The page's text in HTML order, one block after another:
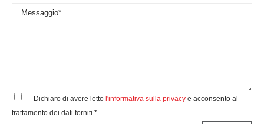
Dichiaro di avere letto l'informativa sulla privacye acconsento al
trattamento dei dati forniti.*